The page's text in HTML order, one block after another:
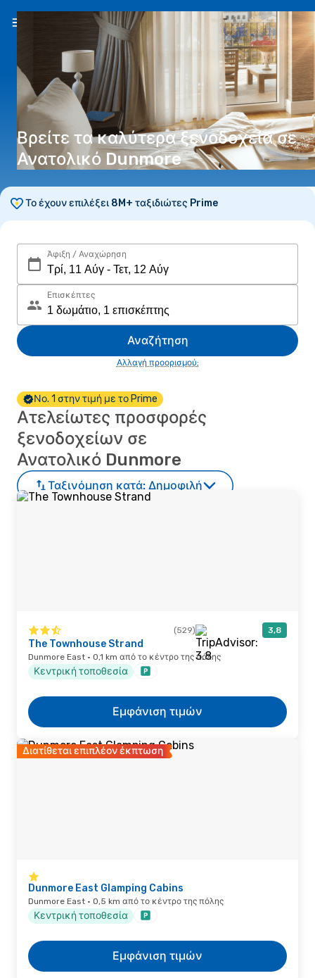
EL(€)
Βρείτε τα καλύτερα ξενοδοχεία σε
Ανατολικό Dunmore
Το έχουν επιλέξει 8M+ ταξιδιώτες Prime
Άφιξη / Αναχώρηση
Επισκέπτες
Αναζήτηση
Αλλαγή προορισμού;
Νο. 1 στην τιμή με το Prime
Ατελείωτες προσφορές
ξενοδοχείων σε
Ανατολικό Dunmore
Ταξινόμηση κατά: Δημοφιλή
(529) 3,8
The Townhouse Strand
Dunmore East · 0,1 km από το κέντρο της πόλης
Κεντρική τοποθεσία
Εμφάνιση τιμών
Διατίθεται επιπλέον έκπτωση
Dunmore East Glamping Cabins
Dunmore East · 0,5 km από το κέντρο της πόλης
Κεντρική τοποθεσία
Εμφάνιση τιμών